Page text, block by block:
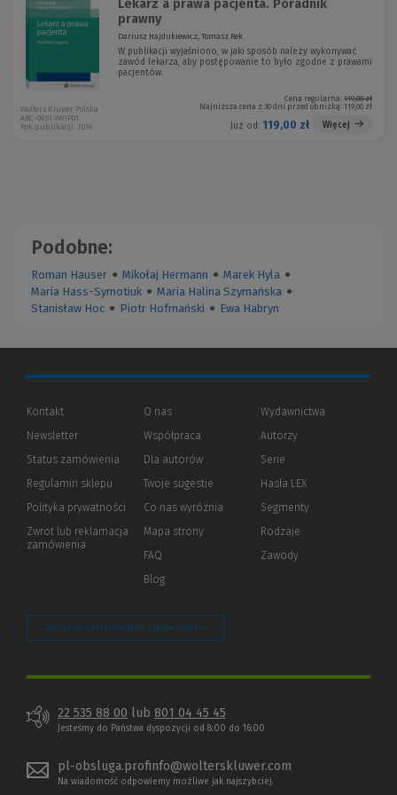
Lekarz a prawa pacjenta. Poradnik
prawny
Dariusz Hajdukiewicz, Tomasz Rek
W publikacji wyjaśniono, w jaki sposób należy wykonywać
zawód lekarza, aby postępowanie to było zgodne z prawami
pacjentów.
Cena regularna: 119,00 zł
Najniższa cena z 30 dni przed obniżką: 119,00 zł
Już od: 119,00 zł Więcej
Wolters Kluwer Polska
ABC-0851 W01P01
Rok publikacji: 2016
Podobne:
Roman Hauser ● Mikołaj Hermann ● Marek Hyla ●
Maria Hass-Symotiuk ● Maria Halina Szymańska ●
Stanisław Hoc ● Piotr Hofmański ● Ewa Habryn
Kontakt
Newsletter
Status zamówienia
Regulamin sklepu
Polityka prywatności (Nowe
(Link
innej
Zwrot lub reklamacja
zamówienia
O nas
Współpraca
Dla autorów(Nowe
(Link
innej
strony)
Twoje sugestie
Co nas wyróżnia
Mapa strony
FAQ
Blog
Wydawnictwa
Autorzy
Serie
Hasła LEX
Segmenty
Rodzaje
Zawody
Zarządzaj preferencjami plików cookie
22 535 88 00 lub 801 04 45 45
Jesteśmy do Państwa dyspozycji od 8:00 do 16:00
pl-obsluga.profinfo@wolterskluwer.com
Na wiadomość odpowiemy możliwe jak najszybciej.